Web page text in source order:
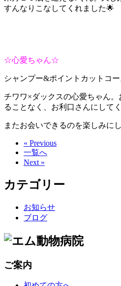
すんなりこなしてくれました🌟
☆心愛ちゃん☆
シャンプー&ポイントカットコー
チワワ×ダックスの心愛ちゃん
ることなく、お利口さんにして
またお会いできるのを楽しみに
« Previous
一覧へ
Next »
カテゴリー
お知らせ
ブログ
ご案内